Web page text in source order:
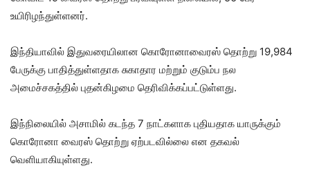
உயிரிழந்துள்ளனர்.
இந்தியாவில் இதுவரையிலான கொரோனாவைரஸ் தொற்று 19,984
பேருக்கு பாதித்துள்ளதாக சுகாதார மற்றும் குடும்ப நல
அமைச்சகத்தில் புதன்கிழமை தெரிவிக்கப்பட்டுள்ளது.
இந்நிலையில் அசாமில் கடந்த 7 நாட்களாக புதியதாக யாருக்கும்
கொரோனா வைரஸ் தொற்று ஏற்படவில்லை என தகவல்
வெளியாகியுள்ளது.